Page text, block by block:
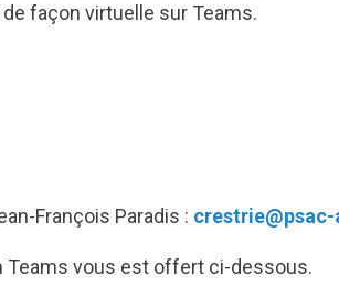
façon virtuelle sur Teams.
François Paradis :
Teams vous est offert ci-dessous.